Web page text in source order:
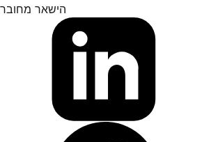
הישאר מחובר